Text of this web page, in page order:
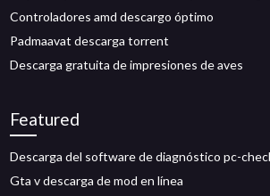
Controladores amd descargo óptimo
Padmaavat descarga torrent
Descarga gratuita de impresiones de aves
Featured
Descarga del software de diagnóstico pc-
Gta v descarga de mod en línea